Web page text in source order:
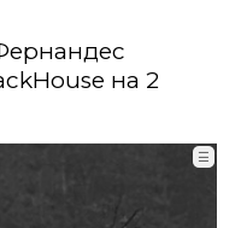
на 2
☰